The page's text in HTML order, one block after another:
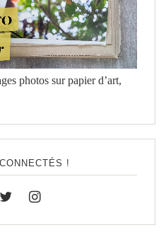
photos sur papier d’art,
!